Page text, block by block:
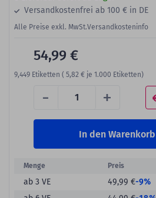
Versandkostenfrei ab 100 € in DE
Alle Preise exkl. MwSt.Versandkosteninfo
- +
54,99 €
9,449 Etiketten ( 5,82 € je 1.000 Etiketten)
In den Warenkorb
Menge Preis
ab 3 VE 49,99 €-9%